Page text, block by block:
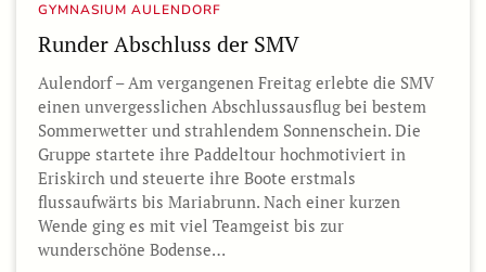
GYMNASIUM AULENDORF
Runder Abschluss der SMV
Aulendorf – Am vergangenen Freitag erlebte die SMV
einen unvergesslichen Abschlussausflug bei bestem
Sommerwetter und strahlendem Sonnenschein. Die
Gruppe startete ihre Paddeltour hochmotiviert in
Eriskirch und steuerte ihre Boote erstmals
flussaufwärts bis Mariabrunn. Nach einer kurzen
Wende ging es mit viel Teamgeist bis zur
wunderschöne Bodense…